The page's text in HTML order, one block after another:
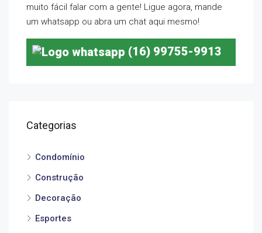
muito fácil falar com a gente! Ligue agora, mande
um whatsapp ou abra um chat aqui mesmo!
(16) 99755-9913
Categorias
Condomínio
Construção
Decoração
Esportes